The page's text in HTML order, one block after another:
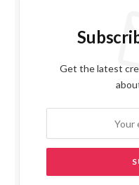
Get the latest